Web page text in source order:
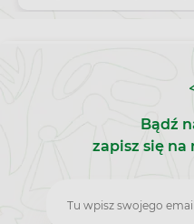
owocach. Składnik ten można
sercowo-naczyniowego,
nerwowego. Optymalna
również znaczenie dlaBądź
zapisz się na
Zapisz